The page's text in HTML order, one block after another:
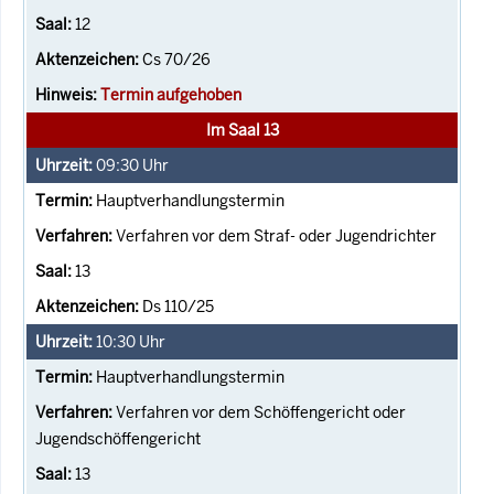
12
Cs 70/26
Termin aufgehoben
Im Saal 13
09:30 Uhr
Hauptverhandlungstermin
Verfahren vor dem Straf- oder Jugendrichter
13
Ds 110/25
10:30 Uhr
Hauptverhandlungstermin
Verfahren vor dem Schöffengericht oder
Jugendschöffengericht
13